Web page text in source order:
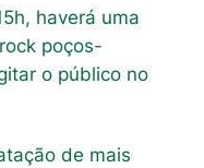
haverá uma
poços-
o público no
de mais